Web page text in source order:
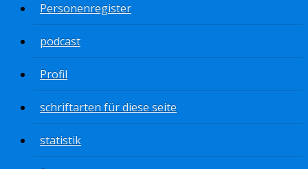
Personenregister
podcast
Profil
schriftarten für diese seite
statistik